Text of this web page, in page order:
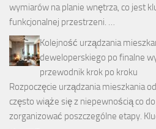
wymiarów na planie wnętrza, co jest
funkcjonalnej przestrzeni. …
Kolejność urządzania
deweloperskiego po finalne
przewodnik krok po kroku
Rozpoczęcie urządzania mieszkania
często wiąże się z niepewnością co
zorganizować poszczególne etapy.